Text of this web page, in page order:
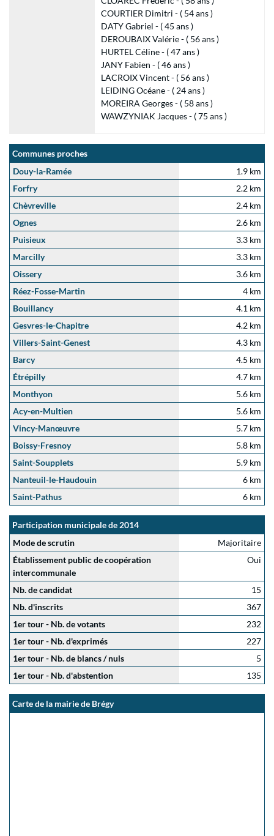
COURTIER Dimitri - ( 54 ans )
DATY Gabriel - ( 45 ans )
DEROUBAIX Valérie - ( 56 ans )
HURTEL Céline - ( 47 ans )
JANY Fabien - ( 46 ans )
LACROIX Vincent - ( 56 ans )
LEIDING Océane - ( 24 ans )
MOREIRA Georges - ( 58 ans )
WAWZYNIAK Jacques - ( 75 ans )
Communes proches
Douy-la-Ramée
1.9 km
Forfry
2.2 km
Chèvreville
2.4 km
Ognes
2.6 km
Puisieux
3.3 km
Marcilly
3.3 km
Oissery
3.6 km
Réez-Fosse-Martin
4 km
Bouillancy
4.1 km
Gesvres-le-Chapitre
4.2 km
Villers-Saint-Genest
4.3 km
Barcy
4.5 km
Étrépilly
4.7 km
Monthyon
5.6 km
Acy-en-Multien
5.6 km
Vincy-Manœuvre
5.7 km
Boissy-Fresnoy
5.8 km
Saint-Soupplets
5.9 km
Nanteuil-le-Haudouin
6 km
Saint-Pathus
6 km
Participation municipale de 2014
Mode de scrutin
Majoritaire
Établissement public de coopération
intercommunale
Oui
Nb. de candidat
15
Nb. d'inscrits
367
1er tour - Nb. de votants
232
1er tour - Nb. d'exprimés
227
1er tour - Nb. de blancs / nuls
5
1er tour - Nb. d'abstention
135
Carte de la mairie de Brégy